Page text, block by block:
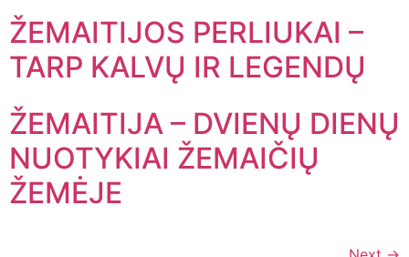
ŽEMAITIJOS PERLIUKAI –
TARP KALVŲ IR LEGENDŲ
ŽEMAITIJA – DVIENŲ DIENŲ
NUOTYKIAI ŽEMAIČIŲ
ŽEMĖJE